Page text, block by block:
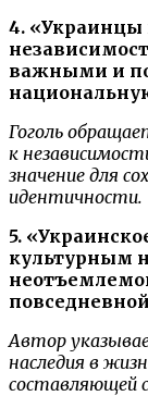
4. «Украинцы
важными и
Гоголь
к
значение для
идентичности.
5.
культурным
Автор
наследия в
составляющей